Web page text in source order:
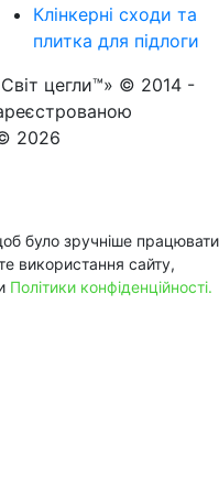
Клінкерні сходи та
плитка для підлоги
цегли™» © 2014 -
2026
було зручніше працювати
використання сайту,
Політики конфіденційності.